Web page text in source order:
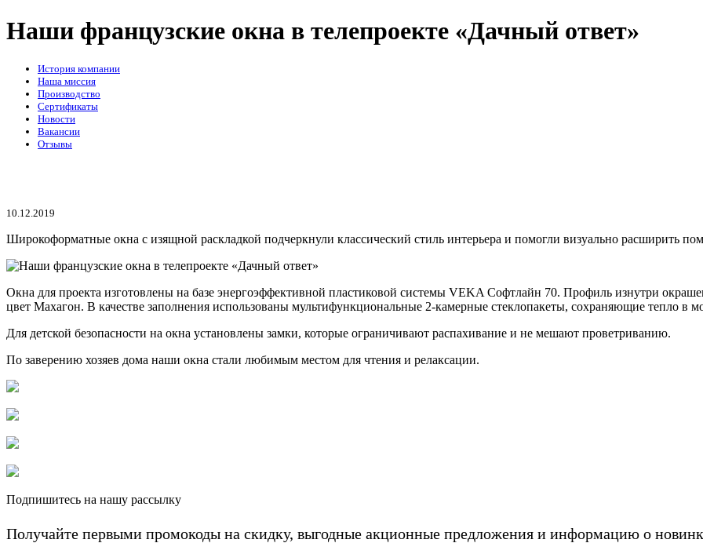
Наши французские окна в телепроекте «Дачный ответ»
История компании
Наша миссия
Производство
Сертификаты
Новости
Вакансии
Отзывы
10.12.2019
Широкоформатные окна с изящной раскладкой подчеркнули классический стиль интерьера и помогли визуально расширить
Окна для проекта изготовлены на базе энергоэффективной пластиковой системы VEKA Софтлайн 70. Профиль изнутри
цвет Махагон. В качестве заполнения использованы мультифункциональные 2-камерные стеклопакеты, сохраняющие тепло в
Для детской безопасности на окна установлены замки, которые ограничивают распахивание и не мешают проветриванию.
По заверению хозяев дома наши окна стали любимым местом для чтения и релаксации.
Подпишитесь на нашу рассылку
Получайте первыми промокоды на скидку, выгодные акционные предложения и информацию о